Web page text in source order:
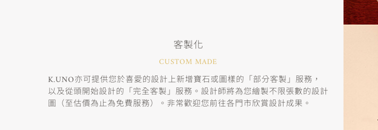
客製化
CUSTOM MADE
K.UNO亦可提供您於喜愛的設計上新增寶石或圖樣的「部分客製」服務，
以及從頭開始設計的「完全客製」服務。設計師將為您繪製不限張數的設計
圖（至估價為止為免費服務）。非常歡迎您前往各門市欣賞設計成果。